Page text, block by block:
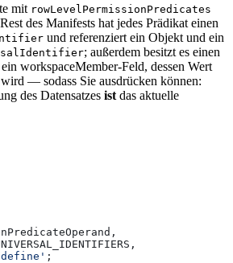
mit rowLevelPermissionPredicates
des Manifests hat jedes Prädikat einen
und referenziert ein Objekt und ein
; außerdem besitzt es einen
workspaceMember-Feld, dessen Wert
— sodass Sie ausdrücken können:
des Datensatzes ist das aktuelle
,
,
;